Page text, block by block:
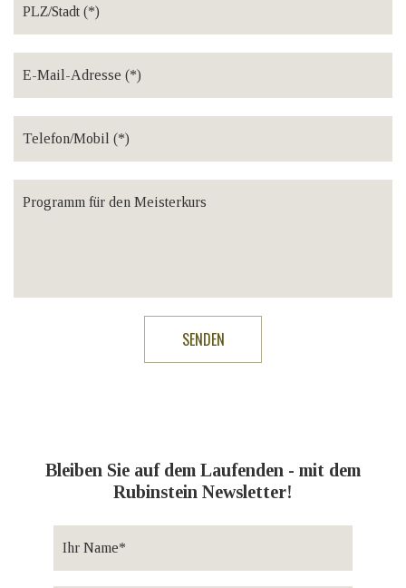
Bleiben Sie auf dem Laufenden - mit dem
Rubinstein Newsletter!